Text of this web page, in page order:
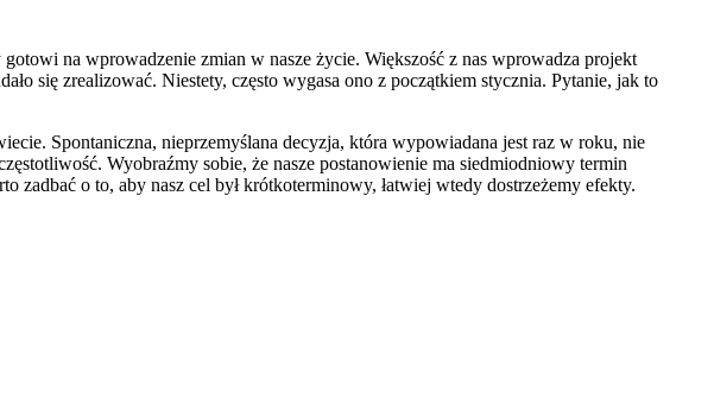
na wprowadzenie zmian w nasze życie. Większość z nas wprowadza projekt
się zrealizować. Niestety, często wygasa ono z początkiem stycznia. Pytanie, jak to
Spontaniczna, nieprzemyślana decyzja, która wypowiadana jest raz w roku, nie
Wyobraźmy sobie, że nasze postanowienie ma siedmiodniowy termin
zadbać o to, aby nasz cel był krótkoterminowy, łatwiej wtedy dostrzeżemy efekty.